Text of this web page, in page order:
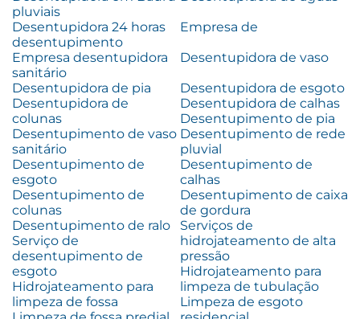
pluviais
Desentupidora 24 horas
Empresa de
desentupimento
Empresa desentupidora
Desentupidora de vaso
sanitário
Desentupidora de pia
Desentupidora de esgoto
Desentupidora de
colunas
Desentupidora de calhas
Desentupimento de vaso
sanitário
Desentupimento de pia
Desentupimento de
esgoto
Desentupimento de rede
pluvial
Desentupimento de
colunas
Desentupimento de
calhas
Desentupimento de ralo
Desentupimento de caixa
de gordura
Serviço de
desentupimento de
esgoto
Serviços de
hidrojateamento de alta
pressão
Hidrojateamento para
limpeza de fossa
Hidrojateamento para
limpeza de tubulação
Limpeza de esgoto